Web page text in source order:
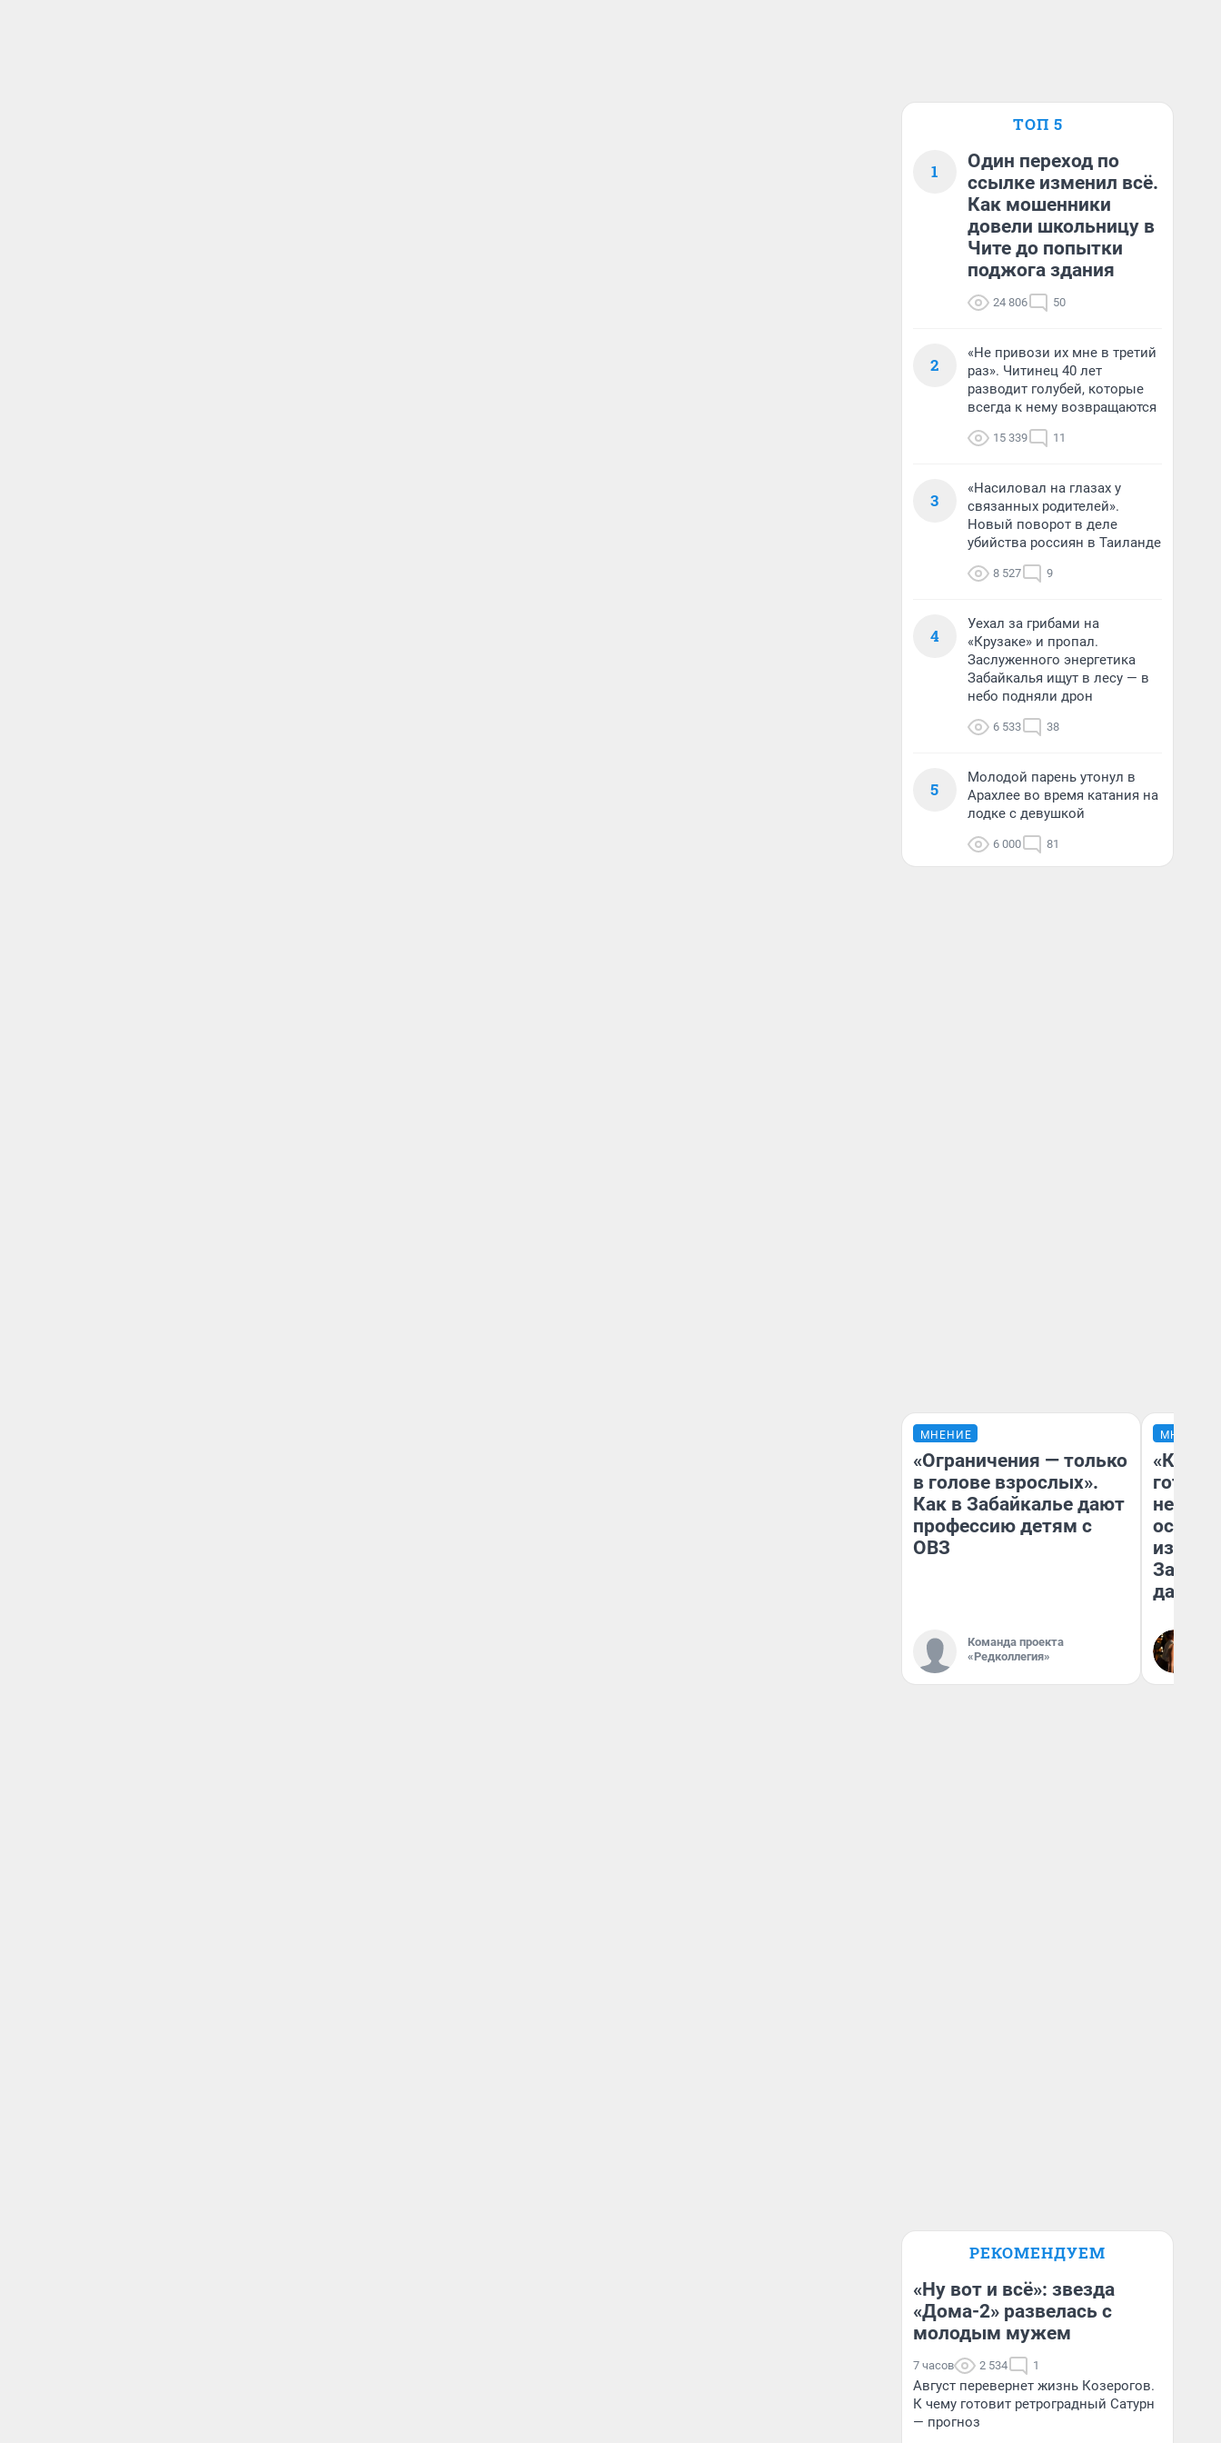
ТОП 5
1
Один переход по
ссылке изменил всё.
Как мошенники
довели школьницу в
Чите до попытки
поджога здания
24 806 50
2
«Не привози их мне в третий
раз». Читинец 40 лет
разводит голубей, которые
всегда к нему возвращаются
15 339 11
3
«Насиловал на глазах у
связанных родителей».
Новый поворот в деле
убийства россиян в Таиланде
8 527 9
4
Уехал за грибами на
«Крузаке» и пропал.
Заслуженного энергетика
Забайкалья ищут в лесу — в
небо подняли дрон
6 533 38
5
Молодой парень утонул в
Арахлее во время катания на
лодке с девушкой
6 000 81
МНЕНИЕ
«Ограничения — только
в голове взрослых».
Как в Забайкалье дают
профессию детям с
ОВЗ
Команда проекта
«Редколлегия»
МНЕНИЕ
осень
Зачем
дачу
РЕКОМЕНДУЕМ
«Ну вот и всё»: звезда
«Дома-2» развелась с
молодым мужем
7 часов 2 534 1
Август перевернет жизнь Козерогов.
К чему готовит ретроградный Сатурн
— прогноз